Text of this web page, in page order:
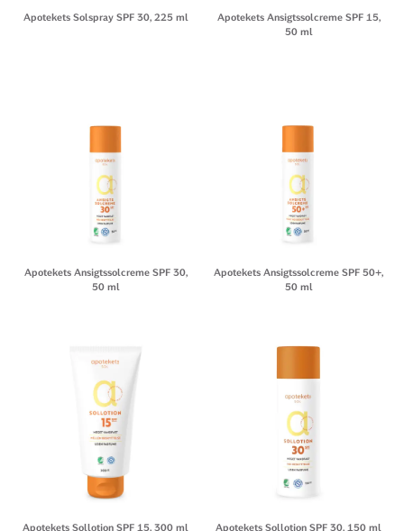
Apotekets Solspray SPF 30, 225 ml
Apotekets Ansigtssolcreme SPF 15,
50 ml
Apotekets Ansigtssolcreme SPF 30,
50 ml
Apotekets Ansigtssolcreme SPF 50+,
50 ml
Apotekets Sollotion SPF 15, 300 ml Apotekets Sollotion SPF 30, 150 ml